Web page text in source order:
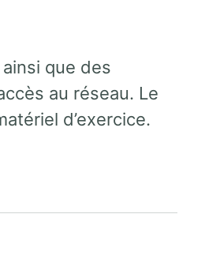
que des
au réseau. Le
d’exercice.